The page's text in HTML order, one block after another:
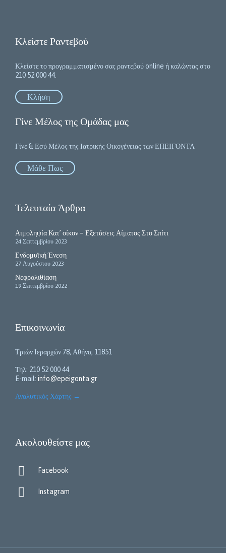
Κλείστε Ραντεβού
Κλείστε το προγραμματισμένο σας ραντεβού online ή καλώντας στο
210 52 000 44.
Κλήση
Γίνε Μέλος της Ομάδας μας
Γίνε & Εσύ Μέλος της Ιατρικής Οικογένειας των ΕΠΕΙΓΟΝΤΑ
Μάθε Πως
Τελευταία Άρθρα
Αιμοληψία Κατ’ οίκον – Εξετάσεις Αίματος Στο Σπίτι
24 Σεπτεμβρίου 2023
Ενδομυϊκή Ένεση
27 Αυγούστου 2023
Νεφρολιθίαση
19 Σεπτεμβρίου 2022
Επικοινωνία
Τριών Ιεραρχών 78, Αθήνα, 11851
Τηλ: 210 52 000 44
E-mail: info@epeigonta.gr
Αναλυτικός Χάρτης →
Ακολουθείστε μας
 Facebook
 Instagram